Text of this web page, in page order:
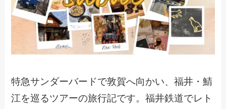
特急サンダーバードで敦賀へ向かい、福井・鯖
江を巡るツアーの旅行記です。福井鉄道でレト